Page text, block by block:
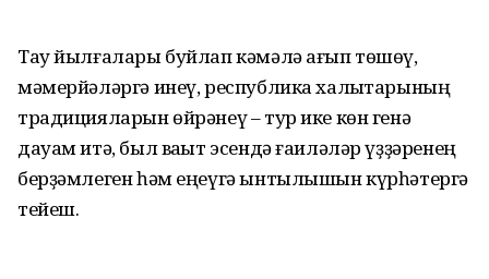
Тау йылғалары буйлап кәмәлә ағып төшөү,
мәмерйәләргә инеү, республика халыҡтарының
традицияларын өйрәнеү – тур ике көн генә
дауам итә, был ваҡыт эсендә ғаиләләр үҙҙәренең
берҙәмлеген һәм еңеүгә ынтылышын күрһәтергә
тейеш.